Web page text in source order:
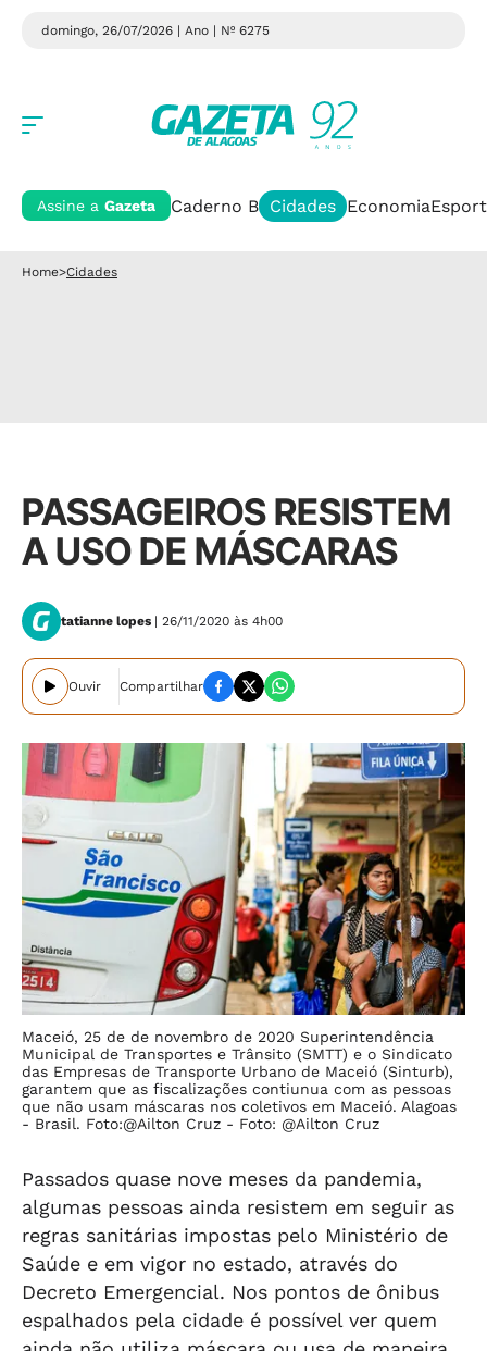
domingo, 26/07/2026 | Ano | Nº 6275
Assine a Gazeta Caderno B Cidades Economia
Home>Cidades
PASSAGEIROS RESISTEM
A USO DE MÁSCARAS
tatianne lopes | 26/11/2020 às 4h00
Ouvir Compartilhar
Maceió, 25 de de novembro de 2020 Superintendência
Municipal de Transportes e Trânsito (SMTT) e o Sindicato
das Empresas de Transporte Urbano de Maceió (Sinturb),
garantem que as fiscalizações contiunua com as pessoas
que não usam máscaras nos coletivos em Maceió. Alagoas
- Brasil. Foto:@Ailton Cruz - Foto: @Ailton Cruz
Passados quase nove meses da pandemia,
algumas pessoas ainda resistem em seguir as
regras sanitárias impostas pelo Ministério de
Saúde e em vigor no estado, através do
Decreto Emergencial. Nos pontos de ônibus
espalhados pela cidade é possível ver quem